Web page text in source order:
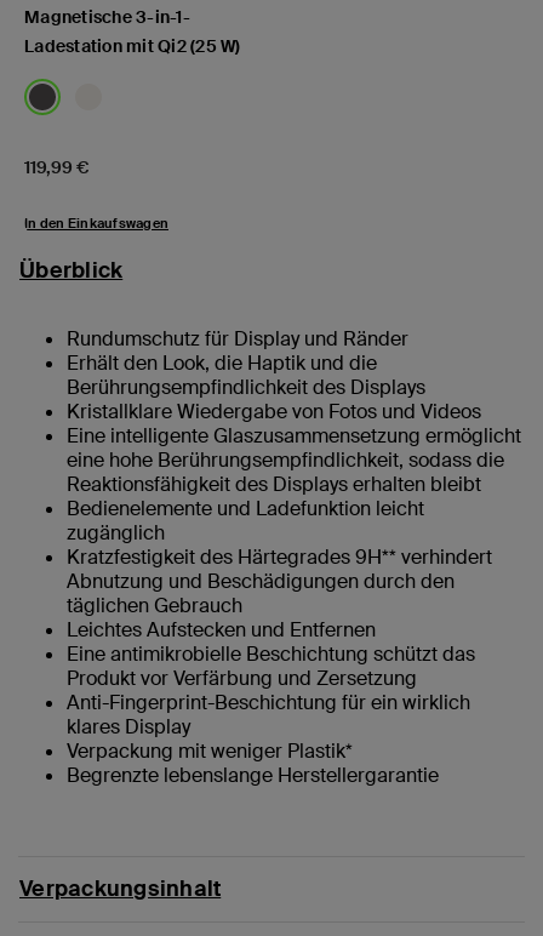
Magnetische 3-in-1-
Ladestation mit Qi2 (25 W)
Price:
119,99 €
In den Einkaufswagen
Überblick
Rundumschutz für Display und Ränder
Erhält den Look, die Haptik und die
Berührungsempfindlichkeit des Displays
Kristallklare Wiedergabe von Fotos und Videos
Eine intelligente Glaszusammensetzung ermöglicht
eine hohe Berührungsempfindlichkeit, sodass die
Reaktionsfähigkeit des Displays erhalten bleibt
Bedienelemente und Ladefunktion leicht
zugänglich
Kratzfestigkeit des Härtegrades 9H** verhindert
Abnutzung und Beschädigungen durch den
täglichen Gebrauch
Leichtes Aufstecken und Entfernen
Eine antimikrobielle Beschichtung schützt das
Produkt vor Verfärbung und Zersetzung
Anti-Fingerprint-Beschichtung für ein wirklich
klares Display
Verpackung mit weniger Plastik*
Begrenzte lebenslange Herstellergarantie
Verpackungsinhalt